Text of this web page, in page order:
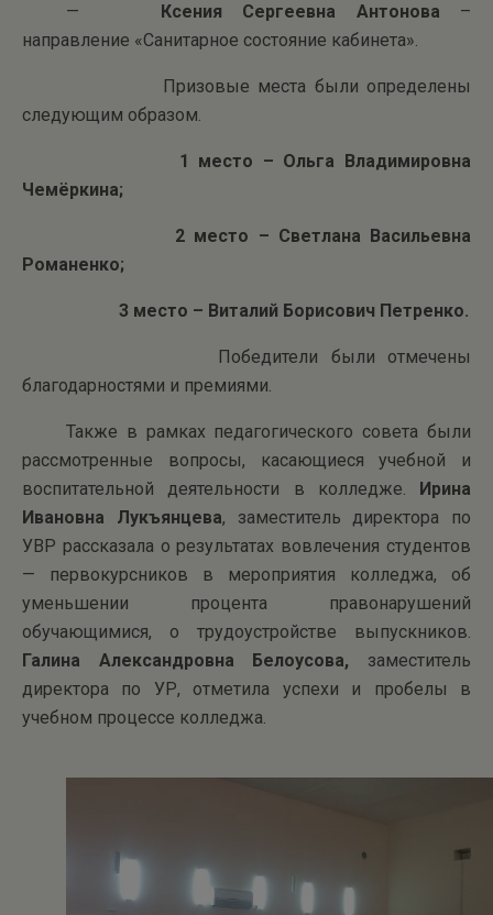
— Ксения Сергеевна Антонова –
направление «Санитарное состояние кабинета».
Призовые места были определены
следующим образом.
1 место – Ольга Владимировна
Чемёркина;
2 место – Светлана Васильевна
Романенко;
3 место – Виталий Борисович Петренко.
Победители были отмечены
благодарностями и премиями.
Также в рамках педагогического совета были
рассмотренные вопросы, касающиеся учебной и
воспитательной деятельности в колледже. Ирина
Ивановна Лукъянцева, заместитель директора по
УВР рассказала о результатах вовлечения студентов
— первокурсников в мероприятия колледжа, об
уменьшении процента правонарушений
обучающимися, о трудоустройстве выпускников.
Галина Александровна Белоусова, заместитель
директора по УР, отметила успехи и пробелы в
учебном процессе колледжа.